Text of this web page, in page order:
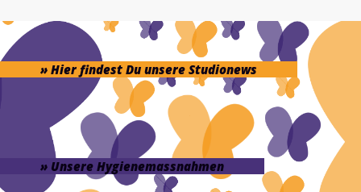
» Hier findest Du unsere Studionews
» Unsere Hygienemassnahmen